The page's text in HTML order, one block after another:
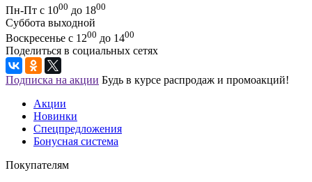
Пн-Пт с 1000 до 1800
Суббота выходной
Воскресенье с 1200 до 1400
Поделиться в социальных сетях
Подписка на акции Будь в курсе распродаж и промоакций!
Акции
Новинки
Спецпредложения
Бонусная система
Покупателям